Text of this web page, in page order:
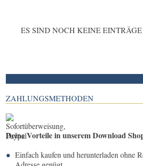
ES SIND NOCH KEINE
ZAHLUNGSMETHODEN
Deine Vorteile in unserem Download
Einfach kaufen und herunterladen ohne